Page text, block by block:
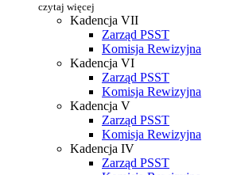
czytaj więcej
Kadencja VII
Zarząd PSST
Komisja Rewizyjna
Kadencja VI
Zarząd PSST
Komisja Rewizyjna
Kadencja V
Zarząd PSST
Komisja Rewizyjna
Kadencja IV
Zarząd PSST